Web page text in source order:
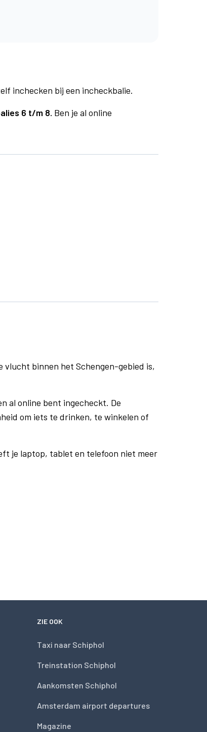
inchecken bij een incheckbalie.
6 t/m 8. Ben je al online
vlucht binnen het Schengen-gebied is,
al online bent ingecheckt. De
om iets te drinken, te winkelen of
je laptop, tablet en telefoon niet meer
ZIE OOK
Taxi naar Schiphol
Treinstation Schiphol
Aankomsten Schiphol
Amsterdam airport departures
Magazine